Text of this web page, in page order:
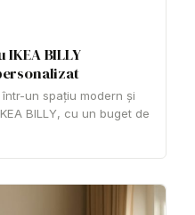
BILLY
un spațiu modern și
BILLY, cu un buget de